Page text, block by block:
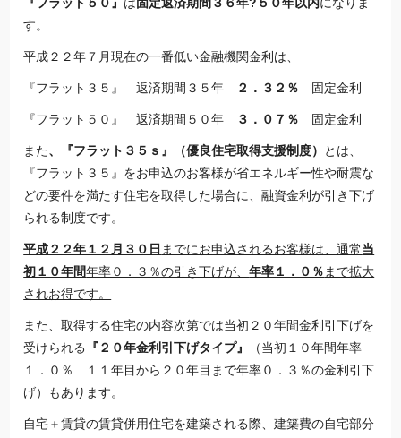
『フラット５０』 は固定返済期間３６年?５０年以内になりま
す。
平成２２年７月現在の一番低い金融機関金利は、
『フラット３５』 返済期間３５年 ２．３２％ 固定金利
『フラット５０』 返済期間５０年 ３．０７％ 固定金利
また、『フラット３５ｓ』（優良住宅取得支援制度）
とは、
『フラット３５』をお申込のお客様が省エネルギー性や耐震な
どの要件を満たす住宅を取得した場合に、融資金利が引き下げ
られる制度です。
平成２２年１２月３０日 までにお申込されるお客様は、通常当
初１０年間年率０．３％の引き下げが、年率１．０％まで拡大
されお得です。
また、取得する住宅の内容次第では当初２０年間金利引下げを
受けられる
『２０年金利引下げタイプ』
（当初１０年間年率
１．０％ １１年目から２０年目まで年率０．３％の金利引下
げ）もあります。
自宅＋賃貸の賃貸併用住宅を建築される際、建築費の自宅部分